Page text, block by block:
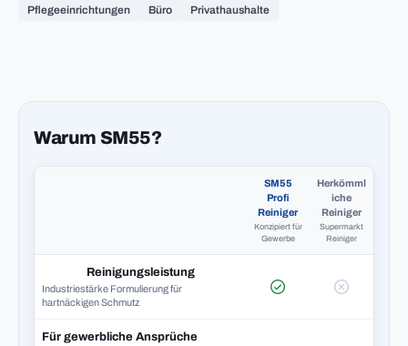
Pflegeeinrichtungen Büro Privathaushalte
Warum SM55?
SM55
Profi
Reiniger
Konzipiert für
Gewerbe
Herkömml
iche
Reiniger
Supermarkt
Reiniger
Reinigungsleistung
Industriestärke Formulierung für
hartnäckigen Schmutz
Für gewerbliche Ansprüche